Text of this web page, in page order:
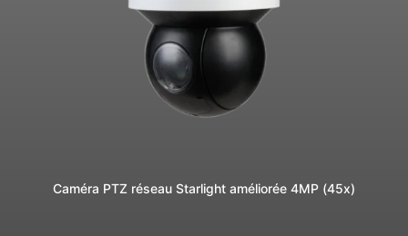
Caméra PTZ réseau Starlight améliorée 4MP (45x)